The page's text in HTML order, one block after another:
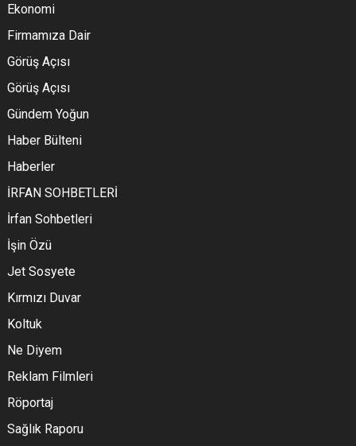
Ekonomi
Firmamıza Dair
Görüş Açısı
Görüş Açısı
Gündem Yoğun
Haber Bülteni
Haberler
İRFAN SOHBETLERİ
İrfan Sohbetleri
İşin Özü
Jet Sosyete
Kırmızı Duvar
Koltuk
Ne Diyem
Reklam Filmleri
Röportaj
Sağlık Raporu